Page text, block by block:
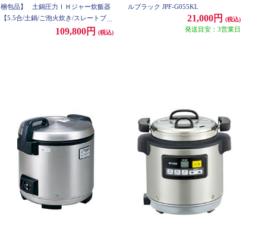
梱包品】
土鍋圧力ＩＨジャー炊飯器
【5.5合/土鍋/ご泡火炊き/スレートブラ
109,800円 (税込)
ルブラック JPF-G055KL
21,000円 (税込)
発送目安：3営業日